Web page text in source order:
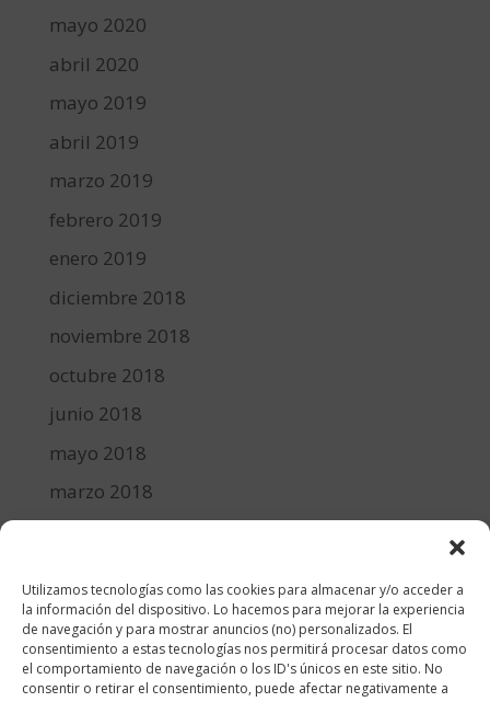
Utilizamos tecnologías como las cookies para almacenar y/o acceder a
la información del dispositivo. Lo hacemos para mejorar la experiencia
de navegación y para mostrar anuncios (no) personalizados. El
consentimiento a estas tecnologías nos permitirá procesar datos como
el comportamiento de navegación o los ID's únicos en este sitio. No
consentir o retirar el consentimiento, puede afectar negativamente a
mayo 2020
abril 2020
mayo 2019
abril 2019
marzo 2019
febrero 2019
enero 2019
diciembre 2018
noviembre 2018
octubre 2018
junio 2018
mayo 2018
marzo 2018
diciembre 2017
Categorías